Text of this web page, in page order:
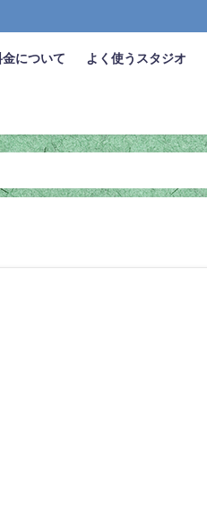
金について よく使うスタジオ